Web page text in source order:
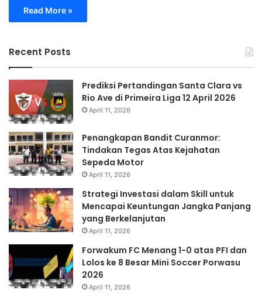
Read More »
Recent Posts
Prediksi Pertandingan Santa Clara vs
Rio Ave di Primeira Liga 12 April 2026
April 11, 2026
Penangkapan Bandit Curanmor:
Tindakan Tegas Atas Kejahatan
Sepeda Motor
April 11, 2026
Strategi Investasi dalam Skill untuk
Mencapai Keuntungan Jangka Panjang
yang Berkelanjutan
April 11, 2026
Forwakum FC Menang 1-0 atas PFI dan
Lolos ke 8 Besar Mini Soccer Porwasu
2026
April 11, 2026